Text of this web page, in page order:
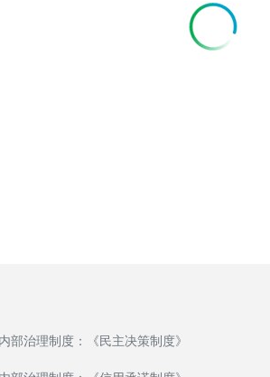
部治理制度：《民主决策制度》